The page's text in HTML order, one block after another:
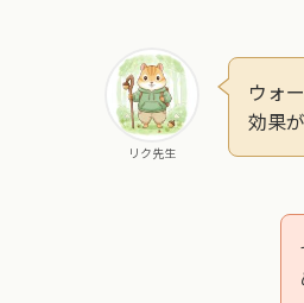
リク先生
ウォ
効果